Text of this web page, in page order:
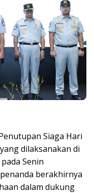
Siaga Hari
dilaksanakan di
Senin
berakhirnya
dalam dukung